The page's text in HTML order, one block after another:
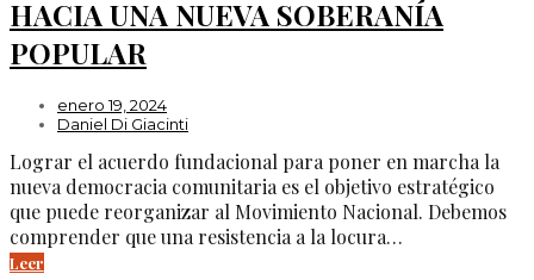
HACIA UNA NUEVA SOBERANÍA
POPULAR
enero 19, 2024
Daniel Di Giacinti
Lograr el acuerdo fundacional para poner en marcha la
nueva democracia comunitaria es el objetivo estratégico
que puede reorganizar al Movimiento Nacional. Debemos
comprender que una resistencia a la locura…
Leer